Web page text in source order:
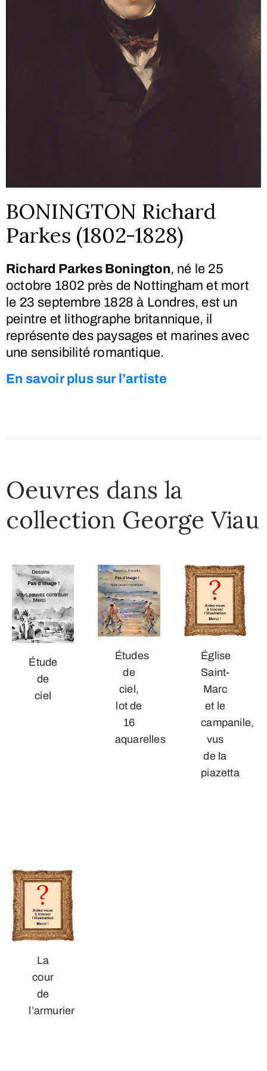
BONINGTON Richard
Parkes (1802-1828)
Richard Parkes Bonington, né le 25
octobre 1802 près de Nottingham et mort
le 23 septembre 1828 à Londres, est un
peintre et lithographe britannique, il
représente des paysages et marines avec
une sensibilité romantique.
En savoir plus sur l’artiste
Oeuvres dans la
collection George Viau
Étude
de
ciel
Études
de
ciel,
lot de
16
aquarelles
Église
Saint-
Marc
et le
campanile,
vus
de la
piazetta
La
cour
de
l’armurier